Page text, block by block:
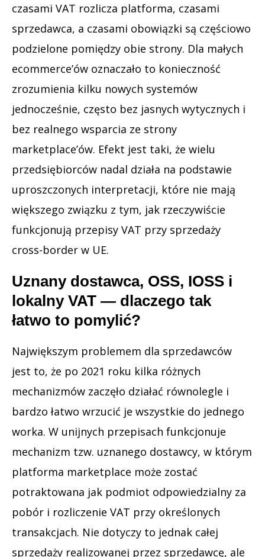
czasami VAT rozlicza platforma, czasami
sprzedawca, a czasami obowiązki są częściowo
podzielone pomiędzy obie strony. Dla małych
ecommerce’ów oznaczało to konieczność
zrozumienia kilku nowych systemów
jednocześnie, często bez jasnych wytycznych i
bez realnego wsparcia ze strony
marketplace’ów. Efekt jest taki, że wielu
przedsiębiorców nadal działa na podstawie
uproszczonych interpretacji, które nie mają
większego związku z tym, jak rzeczywiście
funkcjonują przepisy VAT przy sprzedaży
cross-border w UE.
Uznany dostawca, OSS, IOSS i
lokalny VAT — dlaczego tak
łatwo to pomylić?
Największym problemem dla sprzedawców
jest to, że po 2021 roku kilka różnych
mechanizmów zaczęło działać równolegle i
bardzo łatwo wrzucić je wszystkie do jednego
worka. W unijnych przepisach funkcjonuje
mechanizm tzw. uznanego dostawcy, w którym
platforma marketplace może zostać
potraktowana jak podmiot odpowiedzialny za
pobór i rozliczenie VAT przy określonych
transakcjach. Nie dotyczy to jednak całej
sprzedaży realizowanej przez sprzedawcę, ale